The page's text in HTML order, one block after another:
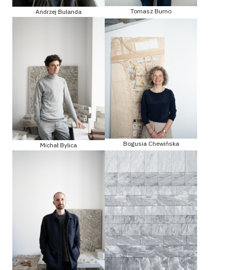
Andrzej Bulanda Tomasz Burno
Michał Bylica Bogusia Chewińska